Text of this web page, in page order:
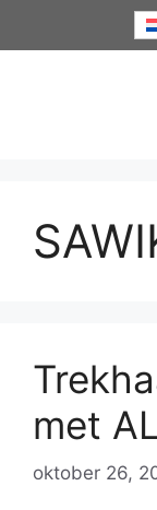
met
oktober 26,